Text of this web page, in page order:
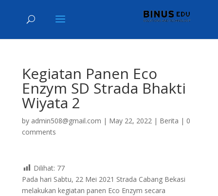
Kegiatan Panen Eco
Enzym SD Strada Bhakti
Wiyata 2
by admin508@gmail.com | May 22, 2022| Berita | 0
comments
Dilihat: 77
Pada hari Sabtu, 22 Mei 2021 Strada Cabang Bekasi
melakukan kegiatan panen Eco Enzym secara